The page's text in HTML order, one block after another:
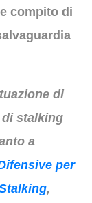
compito di
di
di stalking
a
per
,